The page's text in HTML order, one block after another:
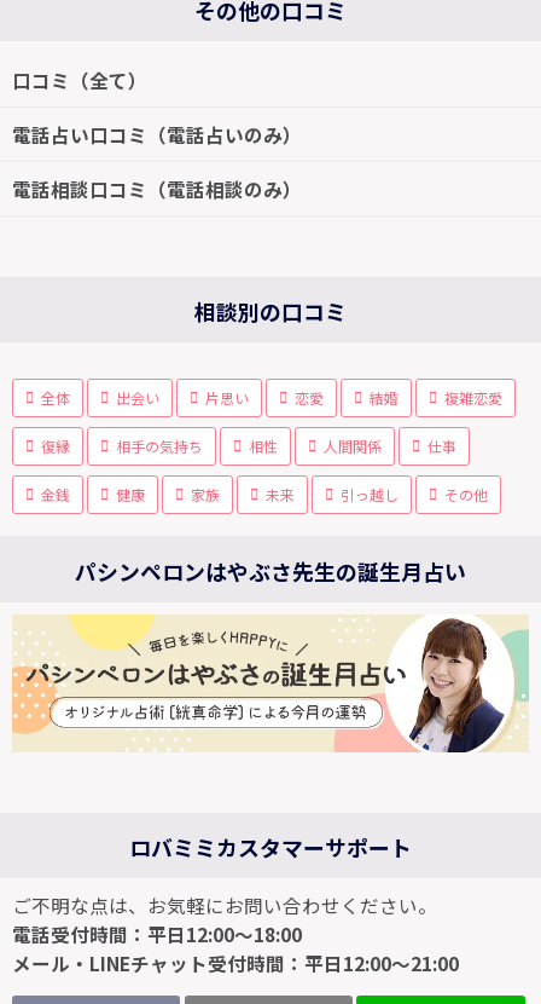
その他の口コミ
口コミ（全て）
電話占い口コミ（電話占いのみ）
電話相談口コミ（電話相談のみ）
相談別の口コミ
全体 出会い 片思い 恋愛 結婚 複雑恋愛
復縁 相手の気持ち 相性 人間関係 仕事
金銭 健康 家族 未来 引っ越し その他
パシンペロンはやぶさ先生の誕生月占い
ロバミミカスタマーサポート
ご不明な点は、お気軽にお問い合わせください。
電話受付時間：平日12:00～18:00
メール・LINEチャット受付時間：平日12:00～21:00